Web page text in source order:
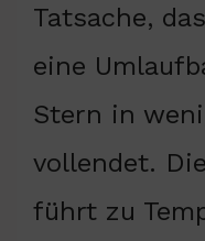
Tatsache,
eine
Stern in
vollendet.
führt zu